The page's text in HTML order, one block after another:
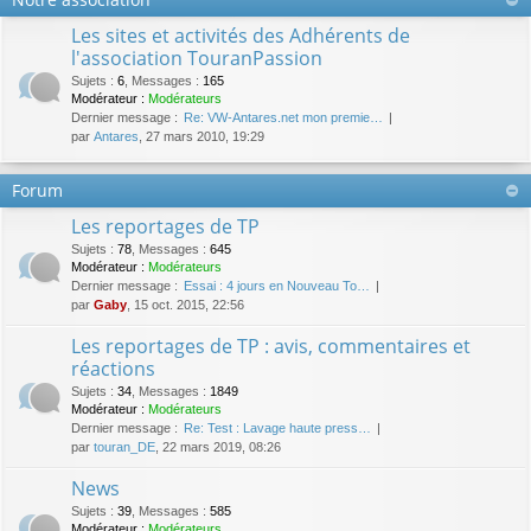
Les sites et activités des Adhérents de
l'association TouranPassion
Sujets : 6 Messages : 165
Modérateur : Modérateurs
Dernier message : Re: VW-Antares.net mon premie…
par Antares , 27 mars 2010, 19:29
Forum
Les reportages de TP
Sujets : 78 Messages : 645
Modérateur : Modérateurs
Dernier message : Essai : 4 jours en Nouveau To…
par Gaby , 15 oct. 2015, 22:56
Les reportages de TP : avis, commentaires et
réactions
Sujets : 34 Messages : 1849
Modérateur : Modérateurs
Dernier message : Re: Test : Lavage haute press…
par touran_DE , 22 mars 2019, 08:26
News
Sujets : 39 Messages : 585